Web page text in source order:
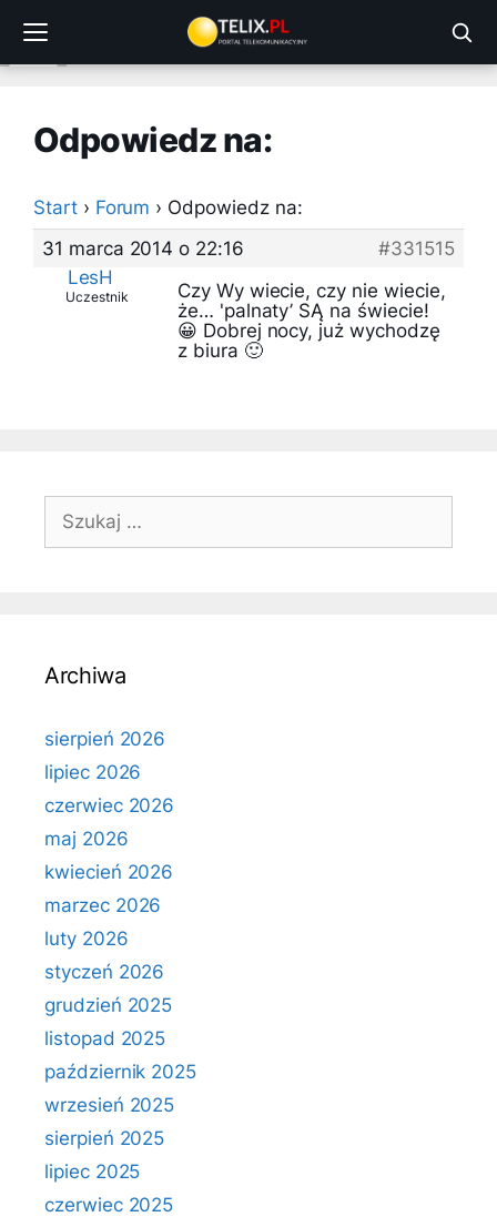
treści
Odpowiedz na:
Start › Forum › Odpowiedz na:
31 marca 2014 o 22:16
#331515
LesH
Uczestnik
Czy Wy wiecie, czy nie wiecie,
że… 'palnaty’ SĄ na świecie!
😀 Dobrej nocy, już wychodzę
z biura 🙂
Szukaj:
Archiwa
sierpień 2026
lipiec 2026
czerwiec 2026
maj 2026
kwiecień 2026
marzec 2026
luty 2026
styczeń 2026
grudzień 2025
listopad 2025
październik 2025
wrzesień 2025
sierpień 2025
lipiec 2025
czerwiec 2025